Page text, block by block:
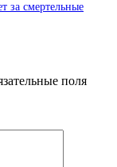
за смертельные
поля